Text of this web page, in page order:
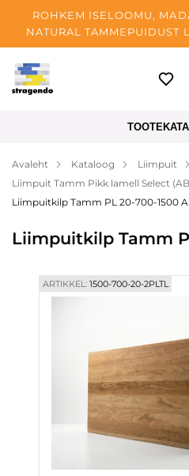
ROHKEM ISELOOMU,
NATURAL TAMMEPUIDUST
Tallinn
Makse
Meist
Avaleht Kataloog Liimpuit
Liimpuit Tamm Pikk lamell Select
Liimpuitkilp Tamm PL 20-700-1500
Liimpuitkilp Tamm
ARTIKKEL:1500-700-20-2PLTL